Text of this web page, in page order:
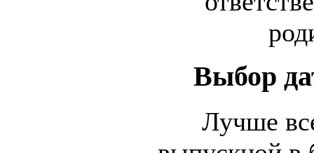
Выбор
Лучше